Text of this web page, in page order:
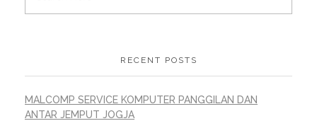
RECENT POSTS
MALCOMP SERVICE KOMPUTER PANGGILAN DAN
ANTAR JEMPUT JOGJA